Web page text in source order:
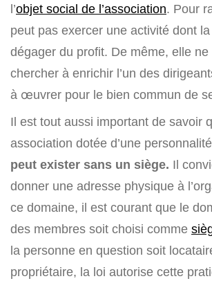
l’objet social de l’association. Pour
peut pas exercer une activité dont
dégager du profit. De même, elle ne
chercher à enrichir l’un des
à œuvrer pour le bien commun de
Il est tout aussi important de savoir
association dotée d’une
peut exister sans un siège. Il
donner une adresse physique à
ce domaine, il est courant que le
des membres soit choisi comme
la personne en question soit
propriétaire, la loi autorise cette